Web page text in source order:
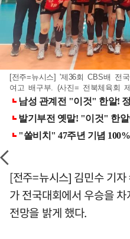
[전주=뉴시스] '제36회 CBS배 전
여고 배구부. (사진= 전북체육회
[전주=뉴시스] 김민수 기
가 전국대회에서 우승을
전망을 밝게 했다.